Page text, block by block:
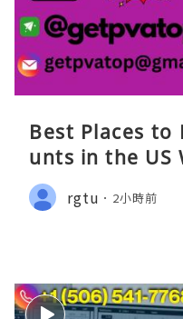
Best Places to
unts in the US
rgtu 2小時前